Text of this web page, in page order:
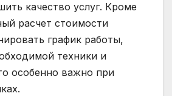
качество услуг. Кроме
расчет стоимости
график работы,
техники и
особенно важно при